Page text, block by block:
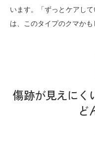
います。「ずっとケアし
は、このタイプのクマかも
傷跡が見えにく
ど